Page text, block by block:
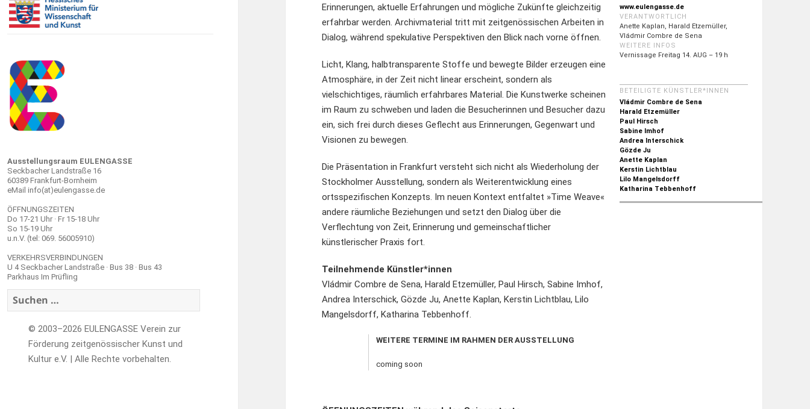
Ausstellungsraum EULENGASSE
Seckbacher Landstraße 16
60389 Frankfurt-Bornheim
eMail info(at)eulengasse.de
ÖFFNUNGSZEITEN
Do 17-21 Uhr · Fr 15-18 Uhr
So 15-19 Uhr
u.n.V. (tel: 069. 56005910)
VERKEHRSVERBINDUNGEN
U 4 Seckbacher Landstraße · Bus 38 · Bus 43
Parkhaus Im Prüfling
Suchen
nach:
© 2003–2026 EULENGASSE Verein zur
Förderung zeitgenössischer Kunst und
Kultur e.V. | Alle Rechte vorbehalten.
www.eulengasse.de
VERANTWORTLICH
Anette Kaplan, Harald Etzemüller,
Vládmir Combre de Sena
WEITERE INFOS
Vernissage Freitag 14. AUG – 19 h
BETEILIGTE KÜNSTLER*INNEN
Vládmir Combre de Sena
Harald Etzemüller
Paul Hirsch
Sabine Imhof
Andrea Interschick
Gözde Ju
Anette Kaplan
Kerstin Lichtblau
Lilo Mangelsdorff
Katharina Tebbenhoff
Erinnerungen, aktuelle Erfahrungen und mögliche Zukünfte gleichzeitig
erfahrbar werden. Archivmaterial tritt mit zeitgenössischen Arbeiten in
Dialog, während spekulative Perspektiven den Blick nach vorne öffnen.
Licht, Klang, halbtransparente Stoffe und bewegte Bilder erzeugen eine
Atmosphäre, in der Zeit nicht linear erscheint, sondern als
vielschichtiges, räumlich erfahrbares Material. Die Kunstwerke scheinen
im Raum zu schweben und laden die Besucherinnen und Besucher dazu
ein, sich frei durch dieses Geflecht aus Erinnerungen, Gegenwart und
Visionen zu bewegen.
Die Präsentation in Frankfurt versteht sich nicht als Wiederholung der
Stockholmer Ausstellung, sondern als Weiterentwicklung eines
ortsspezifischen Konzepts. Im neuen Kontext entfaltet »Time Weave«
andere räumliche Beziehungen und setzt den Dialog über die
Verflechtung von Zeit, Erinnerung und gemeinschaftlicher
künstlerischer Praxis fort.
Teilnehmende Künstler*innen
Vládmir Combre de Sena, Harald Etzemüller, Paul Hirsch, Sabine Imhof,
Andrea Interschick, Gözde Ju, Anette Kaplan, Kerstin Lichtblau, Lilo
Mangelsdorff, Katharina Tebbenhoff.
WEITERE TERMINE IM RAHMEN DER AUSSTELLUNG
coming soon